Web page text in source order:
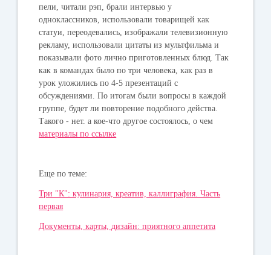
пели, читали рэп, брали интервью у
одноклассников, использовали товарищей как
статуи, переодевались, изображали телевизионную
рекламу, использовали цитаты из мультфильма и
показывали фото лично приготовленных блюд. Так
как в командах было по три человека, как раз в
урок уложились по 4-5 презентаций с
обсуждениями. По итогам были вопросы в каждой
группе, будет ли повторение подобного действа.
Такого - нет. а кое-что другое состоялось, о чем
материалы по ссылке
Еще по теме:
Три "К": кулинария, креатив, каллиграфия. Часть
первая
Документы, карты, дизайн: приятного аппетита